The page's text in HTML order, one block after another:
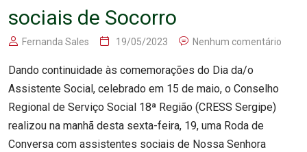
sociais de Socorro
Fernanda Sales 19/05/2023 Nenhum comentário
Dando continuidade às comemorações do Dia da/o
Assistente Social, celebrado em 15 de maio, o Conselho
Regional de Serviço Social 18ª Região (CRESS Sergipe)
realizou na manhã desta sexta-feira, 19, uma Roda de
Conversa com assistentes sociais de Nossa Senhora